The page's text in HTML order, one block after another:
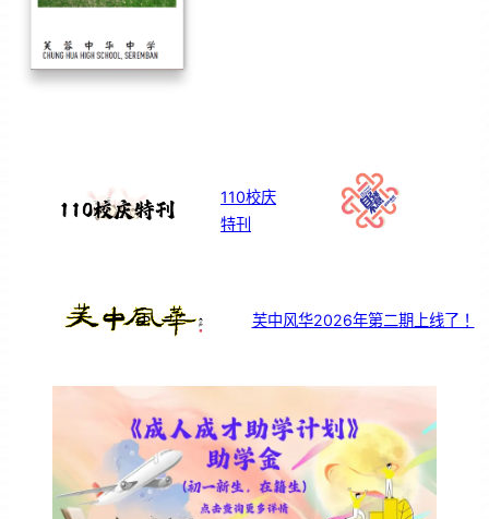
110校庆
特刊
芙中风华2026年第二期上线了！